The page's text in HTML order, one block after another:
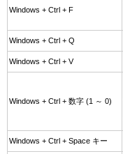
Windows + Ctrl + F
Windows + Ctrl + Q
Windows + Ctrl + V
Windows + Ctrl + 数字 (1 ～ 0)
Windows + Ctrl + Space キー